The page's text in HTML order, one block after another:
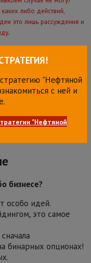
либо действий,
это лишь рассуждения и
.
"Нефтяной
с ней и
"Нефтяной
бизнесе?
особо идей.
это самое
бинарных опционах!